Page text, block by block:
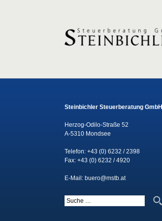
Steinbichler Steuerberatung GmbH
Herzog-Odilo-Straße 52
A-5310 Mondsee
Telefon: +43 (0) 6232 / 2398
Fax: +43 (0) 6232 / 4920
E-Mail: buero@mstb.at
Suche nach: